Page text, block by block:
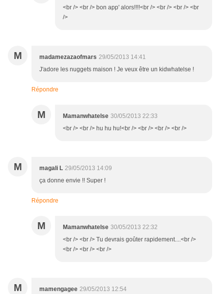
<br /> <br /> bon app' alors!!!!<br /> <br /> <br /> <br
/>
M madamezazaofmars 29/05/2013 14:41
J'adore les nuggets maison ! Je veux être un kidwhatelse !
Répondre
M Mamanwhatelse 30/05/2013 22:33
<br /> <br /> hu hu hu!<br /> <br /> <br /> <br />
M magali L 29/05/2013 14:09
ça donne envie !! Super !
Répondre
M Mamanwhatelse 30/05/2013 22:32
<br /> <br /> Tu devrais goûter rapidement....<br />
<br /> <br /> <br />
M mamengagee 29/05/2013 12:54